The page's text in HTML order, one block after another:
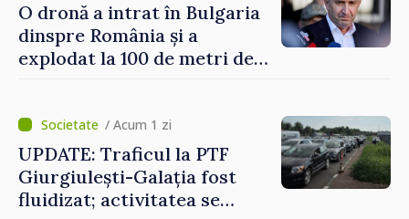
O dronă a intrat în Bulgaria
dinspre România și a
explodat la 100 de metri de
/ Acum 1 zi
UPDATE: Traficul la PTF
Giurgiulești-Galația fost
fluidizat; activitatea se